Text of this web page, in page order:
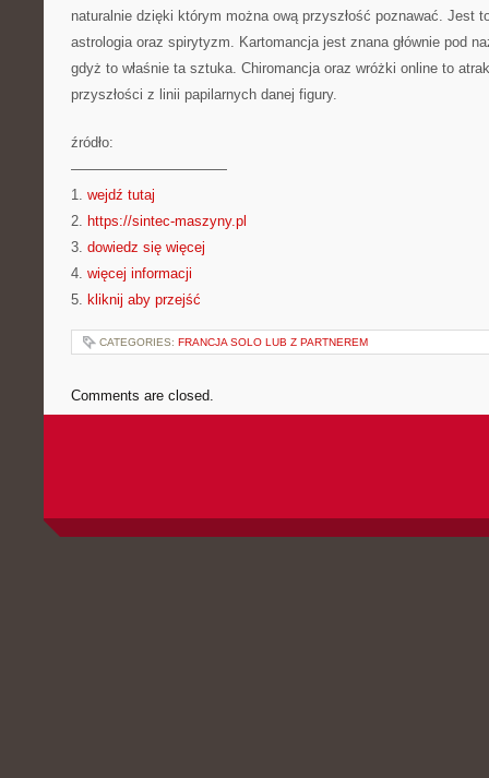
naturalnie dzięki którym można ową przyszłość poznawać. Jest
astrologia oraz spirytyzm. Kartomancja jest znana głównie pod
gdyż to właśnie ta sztuka. Chiromancja oraz wróżki online to
przyszłości z linii papilarnych danej figury.
źródło:
———————————
1. wejdź tutaj
2. https://sintec-maszyny.pl
3. dowiedz się więcej
4. więcej informacji
5. kliknij aby przejść
CATEGORIES: FRANCJA SOLO LUB Z PARTNEREM
Comments are closed.